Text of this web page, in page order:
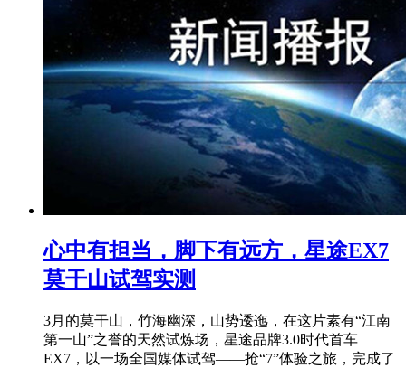
心中有担当，脚下有远方，星途EX7
莫干山试驾实测
3月的莫干山，竹海幽深，山势逶迤，在这片素有“江南
第一山”之誉的天然试炼场，星途品牌3.0时代首车
EX7，以一场全国媒体试驾——抢“7”体验之旅，完成了